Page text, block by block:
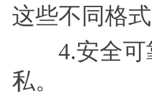
这些不同格
4.安全可靠
私。